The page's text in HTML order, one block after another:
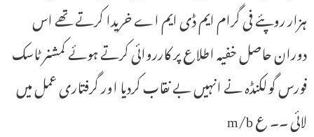
ہزار روپئے فی گرام ایم ڈی ایم اے خریدا کرتے تھے اس
دوران حاصل خفیہ اطلاع پر کارروائی کرتے ہوئے کمشنر ٹاسک
فورس گولکنڈہ نے انہیں بے نقاب کردیا اور گرفتاری عمل میں
لائی ۔۔ ع m/b